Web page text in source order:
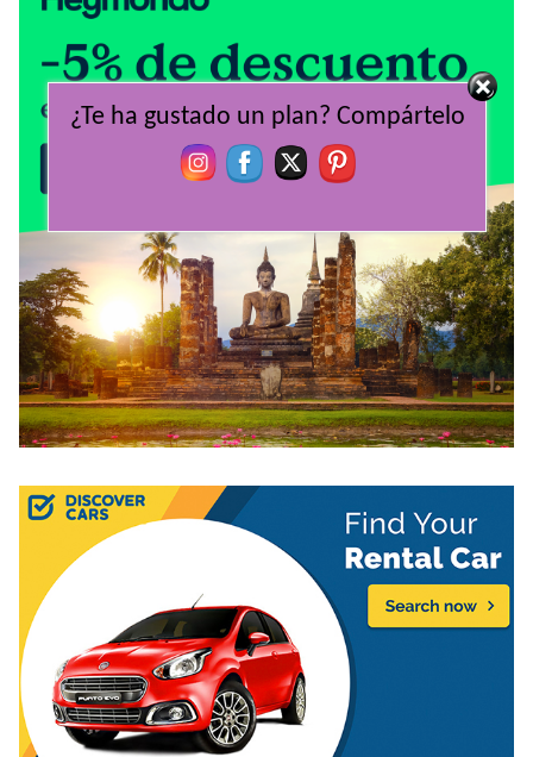
¿Te ha gustado un plan? Compártelo